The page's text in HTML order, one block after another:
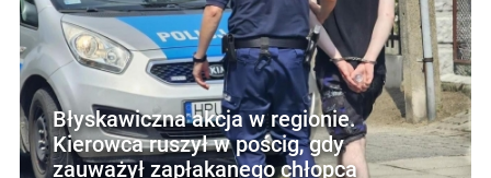
Błyskawiczna akcja w regionie.
Kierowca ruszył w pościg, gdy
zauważył zapłakanego chłopca